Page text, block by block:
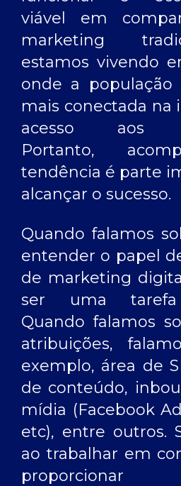
viável em
marketing
estamos vivendo
onde a população
mais conectada na
acesso aos
Portanto,
tendência é parte
alcançar o sucesso.
Quando falamos
entender o papel
de marketing
ser uma tarefa
Quando falamos
atribuições,
exemplo, área de
de conteúdo,
mídia (Facebook
etc), entre outros.
ao trabalhar em
proporcionar